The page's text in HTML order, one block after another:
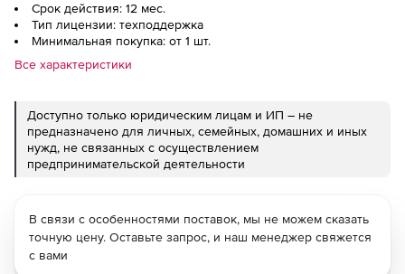
Срок действия: 12 мес.
Тип лицензии: техподдержка
Минимальная покупка: от 1 шт.
Все характеристики
Доступно только юридическим лицам и ИП – не
предназначено для личных, семейных, домашних и иных
нужд, не связанных с осуществлением
предпринимательской деятельности
В связи с особенностями поставок, мы не можем сказать
точную цену. Оставьте запрос, и наш менеджер свяжется
с вами